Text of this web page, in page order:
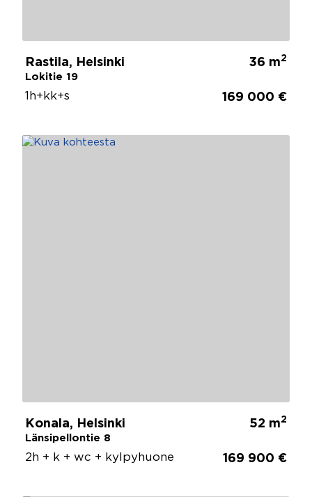
Rastila, Helsinki
Lokitie 19
36 m2
1h+kk+s 169 000 €
Konala, Helsinki
Länsipellontie 8
52 m2
2h + k + wc + kylpyhuone 169 900 €